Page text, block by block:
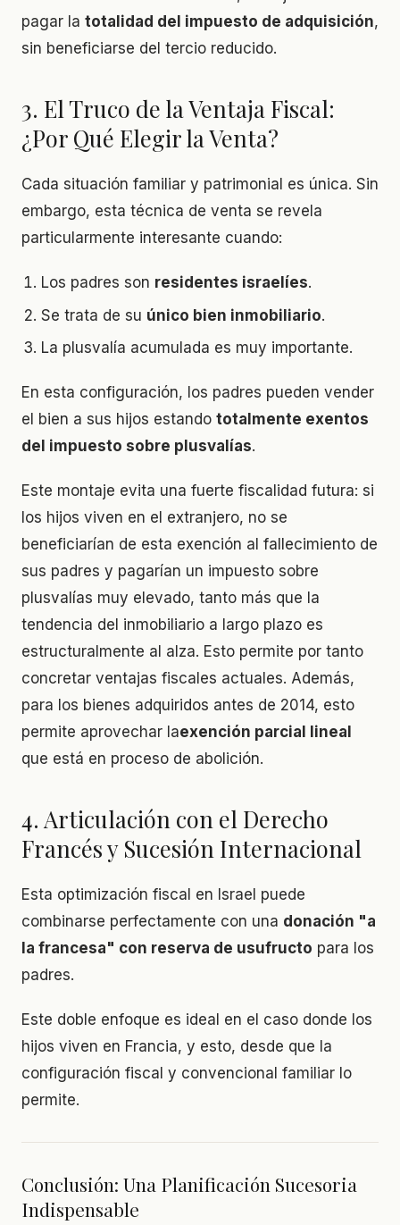
pagar la totalidad del impuesto de adquisición,
sin beneficiarse del tercio reducido.
3. El Truco de la Ventaja Fiscal:
¿Por Qué Elegir la Venta?
Cada situación familiar y patrimonial es única. Sin
embargo, esta técnica de venta se revela
particularmente interesante cuando:
Los padres son residentes israelíes.
Se trata de su único bien inmobiliario.
La plusvalía acumulada es muy importante.
En esta configuración, los padres pueden vender
el bien a sus hijos estando totalmente exentos
del impuesto sobre plusvalías.
Este montaje evita una fuerte fiscalidad futura: si
los hijos viven en el extranjero, no se
beneficiarían de esta exención al fallecimiento de
sus padres y pagarían un impuesto sobre
plusvalías muy elevado, tanto más que la
tendencia del inmobiliario a largo plazo es
estructuralmente al alza. Esto permite por tanto
concretar ventajas fiscales actuales. Además,
para los bienes adquiridos antes de 2014, esto
permite aprovechar laexención parcial lineal
que está en proceso de abolición.
4. Articulación con el Derecho
Francés y Sucesión Internacional
Esta optimización fiscal en Israel puede
combinarse perfectamente con una donación "a
la francesa" con reserva de usufructo para los
padres.
Este doble enfoque es ideal en el caso donde los
hijos viven en Francia, y esto, desde que la
configuración fiscal y convencional familiar lo
permite.
Conclusión: Una Planificación Sucesoria
Indispensable